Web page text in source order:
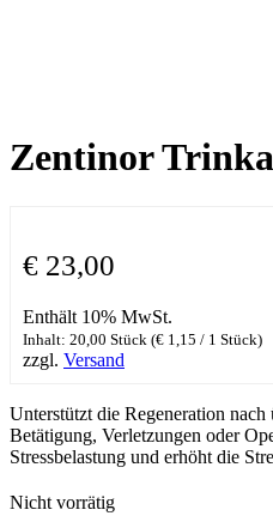
Zentinor
€ 23,00
Enthält 10% MwSt.
Inhalt: 20,00 Stück (€ 1,15 / 1 Stück)
zzgl. Versand
Unterstützt die Regeneration
Betätigung, Verletzungen oder
Stressbelastung und erhöht die
Nicht vorrätig